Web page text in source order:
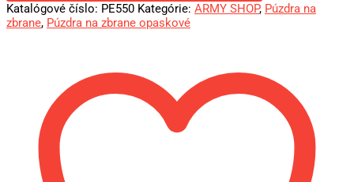
Katalógové číslo: PE550 Kategórie: ARMY SHOP, Púzdra na
zbrane, Púzdra na zbrane opaskové